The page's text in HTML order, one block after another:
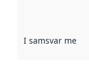
I samsvar med